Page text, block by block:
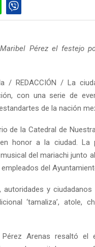
Pérez el festejo
/ REDACCIÓN / La
con una serie de
de la nación
de la Catedral de
honor a la ciudad. La
del mariachi junto
del
y
‘tamaliza’, atole,
Arenas resaltó el